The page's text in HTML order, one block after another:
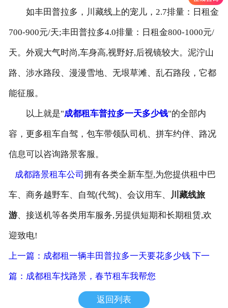
如丰田普拉多，川藏线上的宠儿，2.7排量：日租金
700-900元/天;丰田普拉多4.0排量：日租金800-1000元/
天。外观大气时尚,车身高,视野好,后视镜较大。泥泞山
路、涉水路段、漫漫雪地、无垠草滩、乱石路段，它都
能征服。
以上就是"成都租车普拉多一天多少钱"的全部内
容，更多租车自驾，包车带领队司机、拼车约伴、路况
信息可以咨询路景客服。
成都路景租车公司 拥有各类全新车型,为您提供租中巴
车、商务越野车、自驾(代驾)、会议用车、 川藏线旅
游、接送机等各类用车服务,另提供短期和长期租赁,欢
迎致电!
上一篇：成都租一辆丰田普拉多一天要花多少钱 下一
篇：成都租车找路景，春节租车我帮您
返回列表